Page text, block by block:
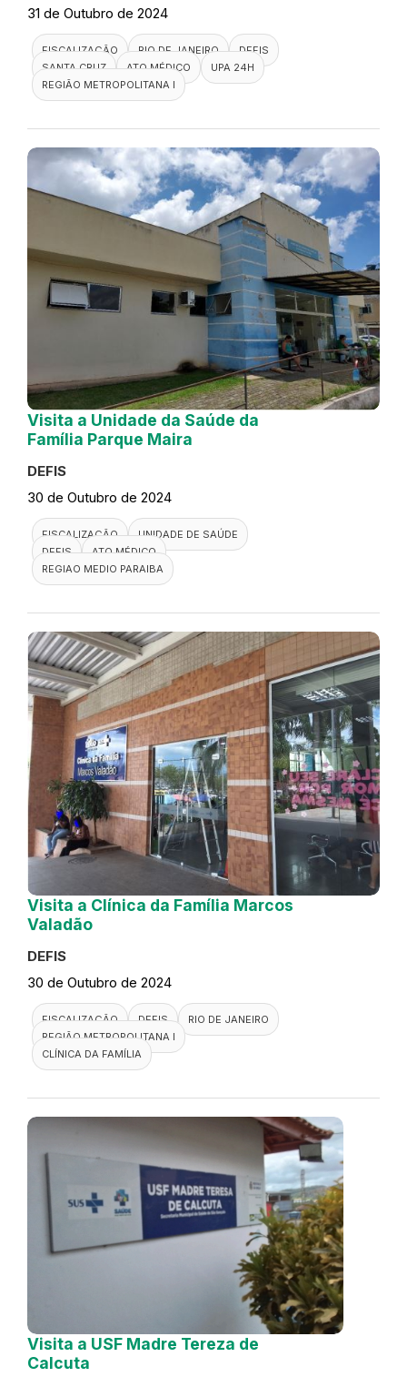
31 de Outubro de 2024
FISCALIZAÇÃO RIO DE JANEIRO
DEFIS
SANTA CRUZ
ATO MÉDICO
UPA 24H
REGIÃO METROPOLITANA I
Visita a Unidade da Saúde da
Família Parque Maira
DEFIS
30 de Outubro de 2024
FISCALIZAÇÃO
UNIDADE DE SAÚDE
DEFIS
ATO MÉDICO
REGIAO MEDIO PARAIBA
Visita a Clínica da Família Marcos
Valadão
DEFIS
30 de Outubro de 2024
FISCALIZAÇÃO DEFIS
RIO DE JANEIRO
REGIÃO METROPOLITANA I
CLÍNICA DA FAMÍLIA
Visita a USF Madre Tereza de
Calcuta